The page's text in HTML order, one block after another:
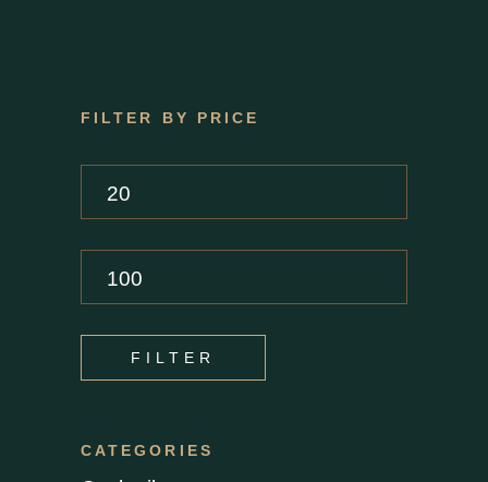
FILTER BY PRICE
FILTER
CATEGORIES